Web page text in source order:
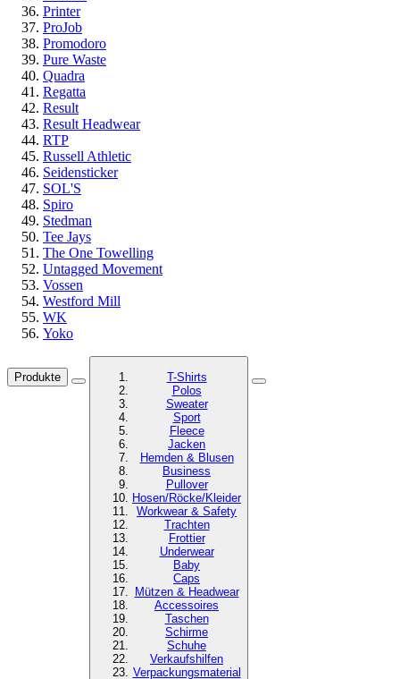
Printer
ProJob
Promodoro
Pure Waste
Quadra
Regatta
Result
Result Headwear
RTP
Russell Athletic
Seidensticker
SOL'S
Spiro
Stedman
Tee Jays
The One Towelling
Untagged Movement
Vossen
Westford Mill
WK
Yoko
Produkte
T-Shirts
Polos
Sweater
Sport
Fleece
Jacken
Hemden & Blusen
Business
Pullover
Hosen/Röcke/Kleider
Workwear & Safety
Trachten
Frottier
Underwear
Baby
Caps
Mützen & Headwear
Accessoires
Taschen
Schirme
Schuhe
Verkaufshilfen
Verpackungsmaterial